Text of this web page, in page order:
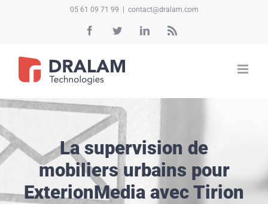
05 61 09 71 99 contact@dralam.com
FacebookTwitterLinkedInRss
La supervision de
mobiliers urbains pour
ExterionMedia avec Tirion